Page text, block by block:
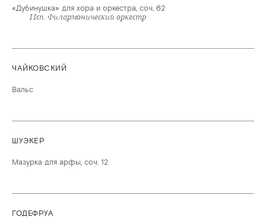
«Дубинушка» для хора и оркестра, соч. 62
ЧАЙКОВСКИЙ
Вальс
ШУЭКЕР
Мазурка для арфы, соч. 12
ГОДЕФРУА